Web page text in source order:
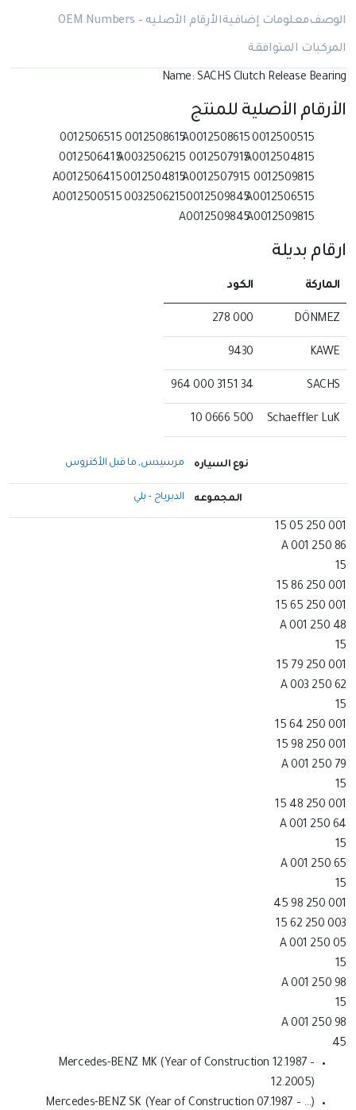
الوصفمعلومات إضافيةالأرقام الأصليه – OEM Numbers
المركبات المتوافقة
Name: SACHS Clutch Release Bearing
الأرقام الأصلية للمنتج
0012500515
A0012508615
0012508615
0012506515
A0012504815
0012507915
A0032506215
0012506415
0012509815
A0012507915
0012504815
A0012506415
A0012506515
0012509845
0032506215
A0012500515
A0012509815
A0012509845
ارقام بديلة
الماركة الكود
DÖNMEZ
000 278
KAWE
9430
SACHS
34 3151 000 964
Schaeffler LuK
500 0666 10
نوع السياره مرسيدس,ما قبل الأكتروس
المجموعه الدبرياج – بلي
001 250 05 15
A 001 250 86
15
001 250 86 15
001 250 65 15
A 001 250 48
15
001 250 79 15
A 003 250 62
15
001 250 64 15
001 250 98 15
A 001 250 79
15
001 250 48 15
A 001 250 64
15
A 001 250 65
15
001 250 98 45
003 250 62 15
A 001 250 05
15
A 001 250 98
15
A 001 250 98
45
Mercedes-BENZ MK (Year of Construction 12.1987 –
12.2005)
Mercedes-BENZ SK (Year of Construction 07.1987 – …)